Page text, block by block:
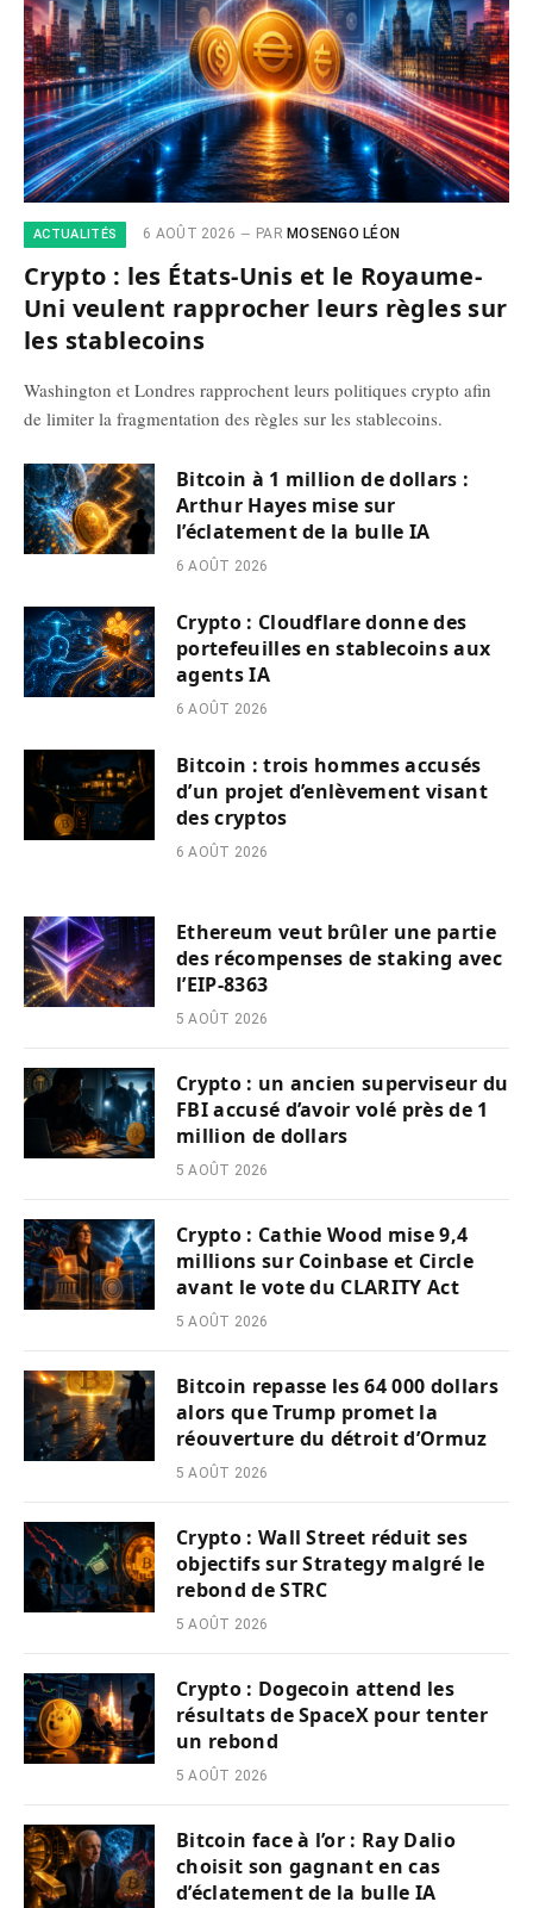
ACTUALITÉS 6 AOÛT 2026 PAR MOSENGO LÉON
Crypto : les États-Unis et le Royaume-
Uni veulent rapprocher leurs règles sur
les stablecoins
Washington et Londres rapprochent leurs politiques crypto afin
de limiter la fragmentation des règles sur les stablecoins.
Bitcoin à 1 million de dollars :
Arthur Hayes mise sur
l’éclatement de la bulle IA
6 AOÛT 2026
Crypto : Cloudflare donne des
portefeuilles en stablecoins aux
agents IA
6 AOÛT 2026
Bitcoin : trois hommes accusés
d’un projet d’enlèvement visant
des cryptos
6 AOÛT 2026
Ethereum veut brûler une partie
des récompenses de staking avec
l’EIP-8363
5 AOÛT 2026
Crypto : un ancien superviseur du
FBI accusé d’avoir volé près de 1
million de dollars
5 AOÛT 2026
Crypto : Cathie Wood mise 9,4
millions sur Coinbase et Circle
avant le vote du CLARITY Act
5 AOÛT 2026
Bitcoin repasse les 64 000 dollars
alors que Trump promet la
réouverture du détroit d’Ormuz
5 AOÛT 2026
Crypto : Wall Street réduit ses
objectifs sur Strategy malgré le
rebond de STRC
5 AOÛT 2026
Crypto : Dogecoin attend les
résultats de SpaceX pour tenter
un rebond
5 AOÛT 2026
Bitcoin face à l’or : Ray Dalio
choisit son gagnant en cas
d’éclatement de la bulle IA